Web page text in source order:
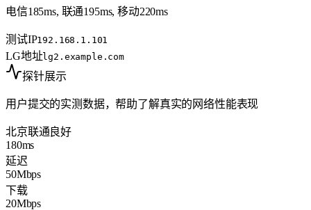
电信185ms, 联通195ms, 移动220ms
测试IP192.168.1.101
LG地址lg2.example.com
探针展示
用户提交的实测数据，帮助了解真实的网络性能表现
北京联通 良好
180ms
延迟
50Mbps
下载
20Mbps